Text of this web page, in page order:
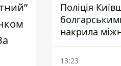
Поліція
накрила
13:23